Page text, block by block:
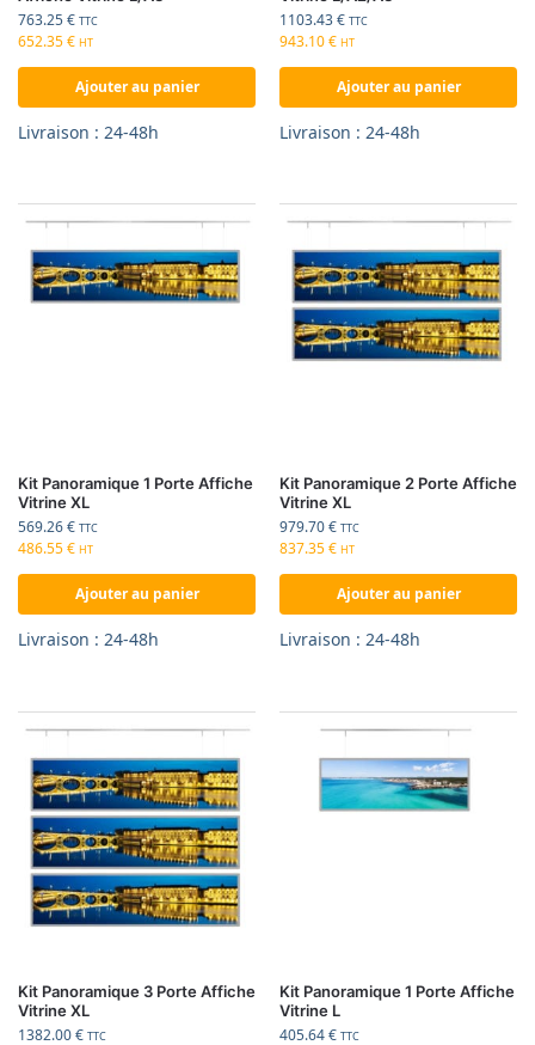
763.25€ TTC
652.35€ HT
Ajouter au panier
Livraison : 24-48h
1103.43€ TTC
943.10€ HT
Ajouter au panier
Livraison : 24-48h
Kit Panoramique 1 Porte Affiche
Vitrine XL
569.26€ TTC
486.55€ HT
Ajouter au panier
Livraison : 24-48h
Kit Panoramique 2 Porte Affiche
Vitrine XL
979.70€ TTC
837.35€ HT
Ajouter au panier
Livraison : 24-48h
Kit Panoramique 3 Porte Affiche
Vitrine XL
1382.00€ TTC
Kit Panoramique 1 Porte Affiche
Vitrine L
405.64€ TTC